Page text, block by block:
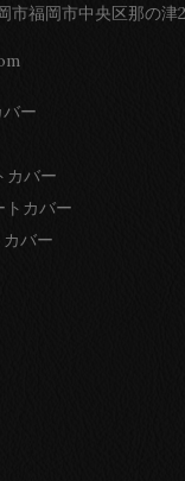
市福岡市中央区那の
ー
カバー
カバー
バー